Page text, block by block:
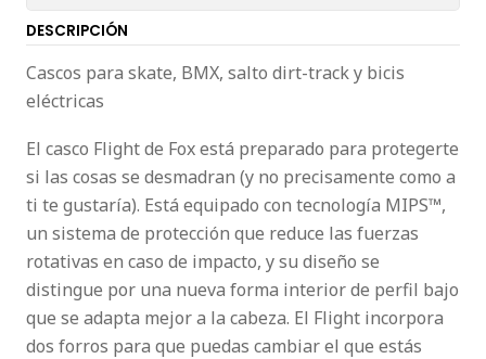
DESCRIPCIÓN
Cascos para skate, BMX, salto dirt-track y bicis
eléctricas
El casco Flight de Fox está preparado para protegerte
si las cosas se desmadran (y no precisamente como a
ti te gustaría). Está equipado con tecnología MIPS™,
un sistema de protección que reduce las fuerzas
rotativas en caso de impacto, y su diseño se
distingue por una nueva forma interior de perfil bajo
que se adapta mejor a la cabeza. El Flight incorpora
dos forros para que puedas cambiar el que estás